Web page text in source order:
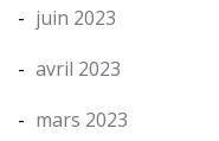
juin 2023
avril 2023
mars 2023